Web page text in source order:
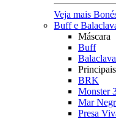
Veja mais
Buff e
Máscara
Buff
Balaclava
BRK
Monster
Mar
Presa